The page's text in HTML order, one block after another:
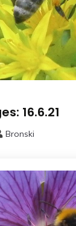
16.6.21
Bronski